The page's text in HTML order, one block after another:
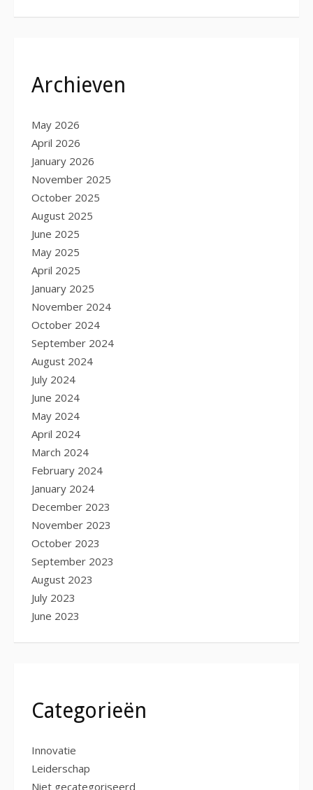
Archieven
May 2026
April 2026
January 2026
November 2025
October 2025
August 2025
June 2025
May 2025
April 2025
January 2025
November 2024
October 2024
September 2024
August 2024
July 2024
June 2024
May 2024
April 2024
March 2024
February 2024
January 2024
December 2023
November 2023
October 2023
September 2023
August 2023
July 2023
June 2023
Categorieën
Innovatie
Leiderschap
Niet gecategoriseerd